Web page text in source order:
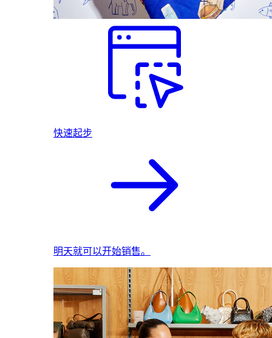
快速起步
明天就可以开始销售。